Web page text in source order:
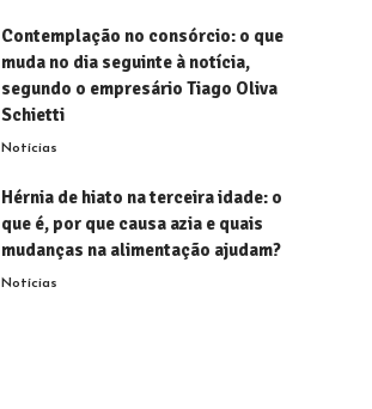
Contemplação no consórcio: o que
muda no dia seguinte à notícia,
segundo o empresário Tiago Oliva
Schietti
Notícias
Hérnia de hiato na terceira idade: o
que é, por que causa azia e quais
mudanças na alimentação ajudam?
Notícias